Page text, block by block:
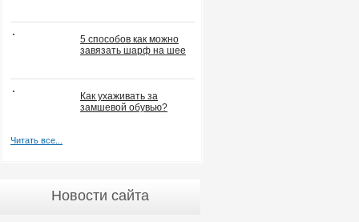
5 способов как можно
завязать шарф на шее
Как ухаживать за
замшевой обувью?
Читать все...
Новости сайта